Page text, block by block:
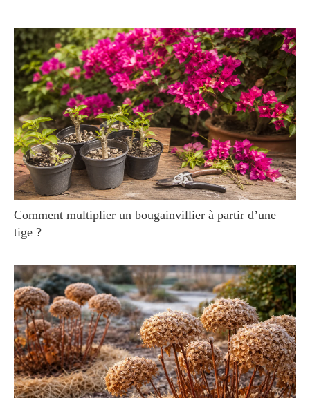
Comment multiplier un bougainvillier à partir d’une
tige ?